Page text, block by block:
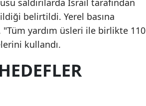
saldırılarda İsrail tarafından
belirtildi. Yerel basına
"Tüm yardım üsleri ile birlikte 110
kullandı.